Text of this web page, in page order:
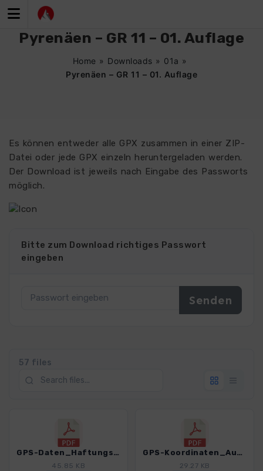
Inhalt
Pyrenäen – GR 11 – 01. Auflage
Home » Downloads » 01a »
Pyrenäen – GR 11 – 01. Auflage
Es können entweder alle GPX zusammen in einer ZIP-
Datei oder jede GPX einzeln heruntergeladen werden.
Der Download ist jeweils nach Eingabe des Passworts
möglich.
Bitte zum Download richtiges Passwort
eingeben
57 files
GPS-Daten_Haftungsausschluss-Nutzungsbedingungen_WF_Pyrenaeen-GR11_4487_1.pdf
45.85 KB
GPS-Koordinaten_Ausgangspunkte_WF_Pyrenaen-GR11_4487_1.pdf
29.27 KB